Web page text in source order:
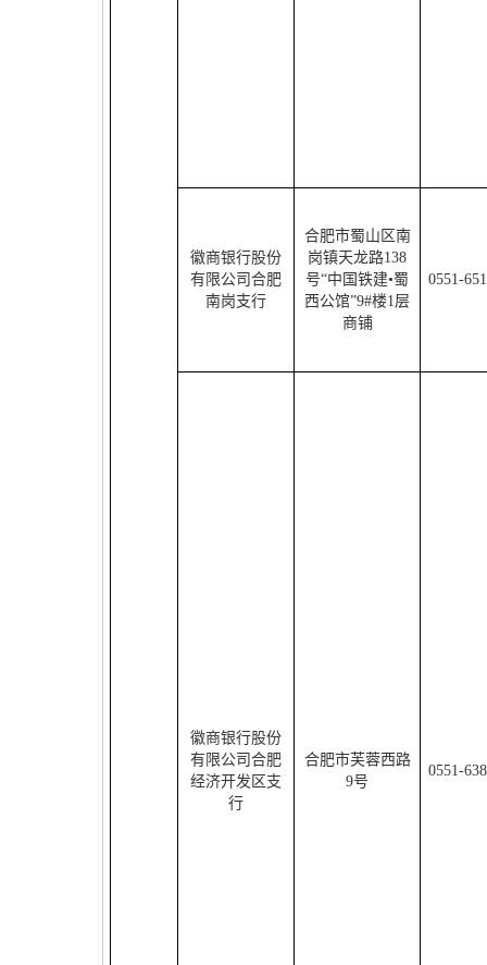
徽商银行股份
有限公司合肥
南岗支行
合肥市蜀山区南
岗镇天龙路138
号“中国铁建•蜀
西公馆”9#楼1层
商铺
0551-
徽商银行股份
有限公司合肥
经济开发区支
行
合肥市芙蓉西路
9号
0551-